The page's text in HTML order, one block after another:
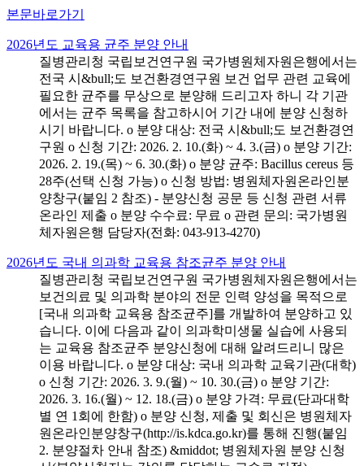
본문바로가기
2026년도 교육용 균주 분양 안내
질병관리청 국립보건연구원 국가병원체자원은행에서는
전국 시&bull;도 보건환경연구원 보건 업무 관련 교육에
필요한 균주를 무상으로 분양해 드리고자 하니 각 기관
에서는 균주 목록을 참고하시어 기간 내에 분양 신청하
시기 바랍니다. o 분양 대상: 전국 시&bull;도 보건환경연
구원 o 신청 기간: 2026. 2. 10.(화) ~ 4. 3.(금) o 분양 기간:
2026. 2. 19.(목) ~ 6. 30.(화) o 분양 균주: Bacillus cereus 등
28주(선택 신청 가능) o 신청 방법: 병원체자원온라인분
양창구(붙임 2 참조) - 분양신청 공문 등 신청 관련 서류
온라인 제출 o 분양 수수료: 무료 o 관련 문의: 국가병원
체자원은행 담당자(전화: 043-913-4270)
2026년도 국내 의과학 교육용 참조균주 분양 안내
질병관리청 국립보건연구원 국가병원체자원은행에서는
보건의료 및 의과학 분야의 전문 인력 양성을 목적으로
[국내 의과학 교육용 참조균주]를 개발하여 분양하고 있
습니다. 이에 다음과 같이 의과학미생물 실습에 사용되
는 교육용 참조균주 분양신청에 대해 알려드리니 많은
이용 바랍니다. o 분양 대상: 국내 의과학 교육기관(대학)
o 신청 기간: 2026. 3. 9.(월) ~ 10. 30.(금) o 분양 기간:
2026. 3. 16.(월) ~ 12. 18.(금) o 분양 가격: 무료(단과대학
별 연 1회에 한함) o 분양 신청, 제출 및 회신은 병원체자
원온라인분양창구(http://is.kdca.go.kr)를 통해 진행(붙임
2. 분양절차 안내 참조) &middot; 병원체자원 분양 신청